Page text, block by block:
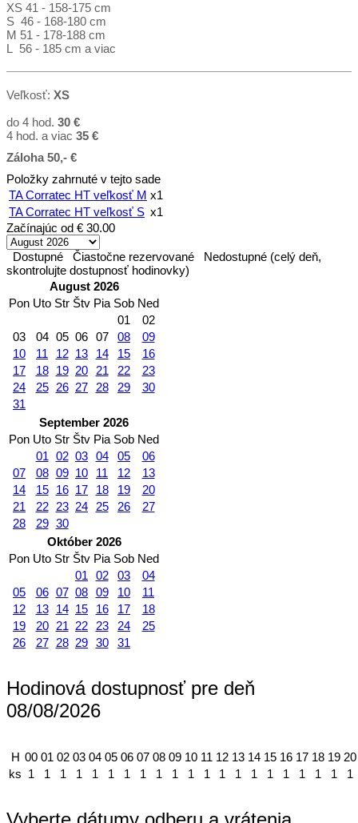
XS 41 - 158-175 cm
S 46 - 168-180 cm
M 51 - 178-188 cm
L 56 - 185 cm a viac
Veľkosť: XS
do 4 hod. 30 €
4 hod. a viac 35 €
Záloha 50,- €
Položky zahrnuté v tejto sade
TA Corratec HT veľkosť M x1
TA Corratec HT veľkosť S x1
Začínajúc od € 30.00
Dostupné Čiastočne rezervované
Nedostupné (celý deň,
skontrolujte dostupnosť hodinovky)
August 2026
Pon Uto Str Štv Pia Sob Ned
01
02
03
04 05 06 07 08
09
10
11 12 13 14 15
16
17
18 19 20 21 22
23
24
25 26 27 28 29
30
31
September 2026
Pon Uto Str Štv Pia Sob Ned
01 02 03 04 05
06
07
08 09 10 11 12
13
14
15 16 17 18 19
20
21
22 23 24 25 26
27
28
29 30
Október 2026
Pon Uto Str Štv Pia Sob Ned
01
02 03
04
05
06 07 08 09 10
11
12
13 14 15 16 17
18
19
20 21 22 23 24
25
26
27 28 29 30 31
Hodinová dostupnosť pre deň
08/08/2026
H 00 01 02 03 04 05 06 07 08 09 10 11 12 13 14 15 16 17 18 19 20
ks 1 1 1 1 1 1 1 1 1 1 1 1 1 1 1 1 1 1 1 1 1